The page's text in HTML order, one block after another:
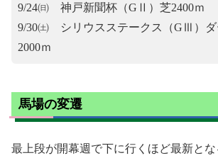
9/24㈰ 神戸新聞杯（GⅡ）芝2400ｍ
9/30㈯ シリウスステークス（GⅢ）ダ
2000ｍ
馬場の変遷
最上段が開幕週で下に行くほど最新とな